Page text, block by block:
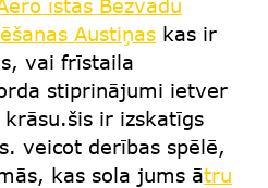
īstās Bezvadu
Austiņas kas ir
vai frīstaila
stiprinājumi ietver
ir izskatīgs
veicot derības spēlē,
kas sola jums ātru